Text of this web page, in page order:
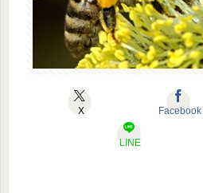
X Facebook
LINE